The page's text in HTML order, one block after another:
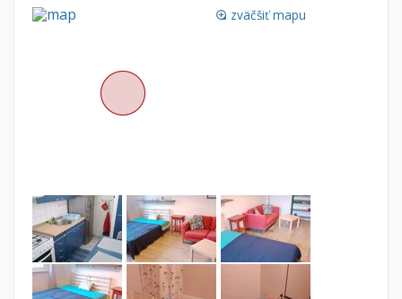
Bývanie a rekreácia
Poľnohospodárske pozemky
Skladové, výrobné
Rekreačné, reštauračné
Garáž, garážové státie
Ponuka RK
Len s fotkou
Novostavba
loupe zväčšiť mapu